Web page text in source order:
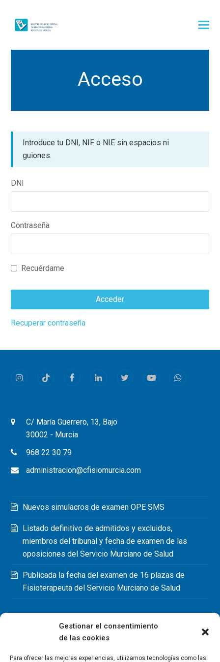
Gestionar el consentimiento
de las cookies
Para ofrecer las mejores experiencias, utilizamos tecnologías como las
Acceso
Introduce tu DNI, NIF o NIE sin espacios ni
guiones.
DNI
Contraseña
Recuérdame
Acceder
This
should
left
Recuperar contraseña
InstagramTiktok FacebookLinkedInTwitterYoutubeWhatsapp
C/ María Guerrero, 13, Bajo
30002 - Murcia
968 22 30 79
administracion@cfisiomurcia.com
Nuevos simulacros de examen OPE SMS
Listado definitivo de admitidos y excluidos,
miembros del tribunal y fecha de examen de las
oposiciones del Servicio Murciano de Salud
Publicada la fecha del examen de 16 plazas de
Fisioterapeuta del Servicio Murciano de Salud